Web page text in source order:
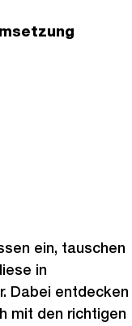
ein, tauschen
in
Dabei entdecken
mit den richtigen